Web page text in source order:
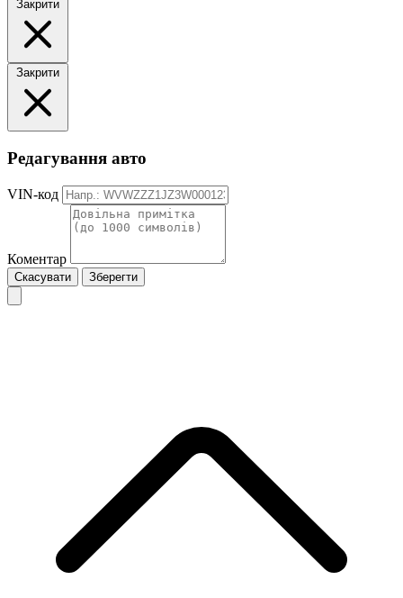
Закрити
Закрити
Редагування авто
VIN-код
Коментар
Скасувати Зберегти